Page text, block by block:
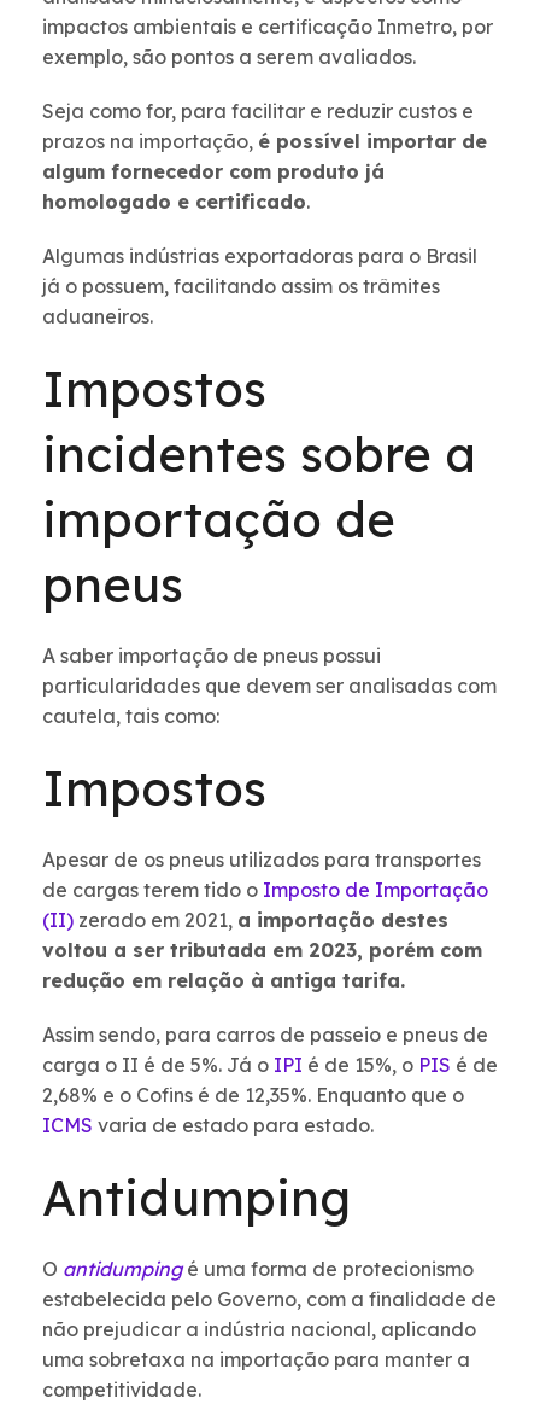
impactos ambientais e certificação Inmetro, por
exemplo, são pontos a serem avaliados.
Seja como for, para facilitar e reduzir custos e
prazos na importação, é possível importar de
algum fornecedor com produto já
homologado e certificado.
Algumas indústrias exportadoras para o Brasil
já o possuem, facilitando assim os trâmites
aduaneiros.
Impostos
incidentes sobre a
importação de
pneus
A saber importação de pneus possui
particularidades que devem ser analisadas com
cautela, tais como:
Impostos
Apesar de os pneus utilizados para transportes
de cargas terem tido o Imposto de Importação
(II) zerado em 2021, a importação destes
voltou a ser tributada em 2023, porém com
redução em relação à antiga tarifa.
Assim sendo, para carros de passeio e pneus de
carga o II é de 5%. Já o IPI é de 15%, o PIS é de
2,68% e o Cofins é de 12,35%. Enquanto que o
ICMS varia de estado para estado.
Antidumping
O antidumpingé uma forma de protecionismo
estabelecida pelo Governo, com a finalidade de
não prejudicar a indústria nacional, aplicando
uma sobretaxa na importação para manter a
competitividade.